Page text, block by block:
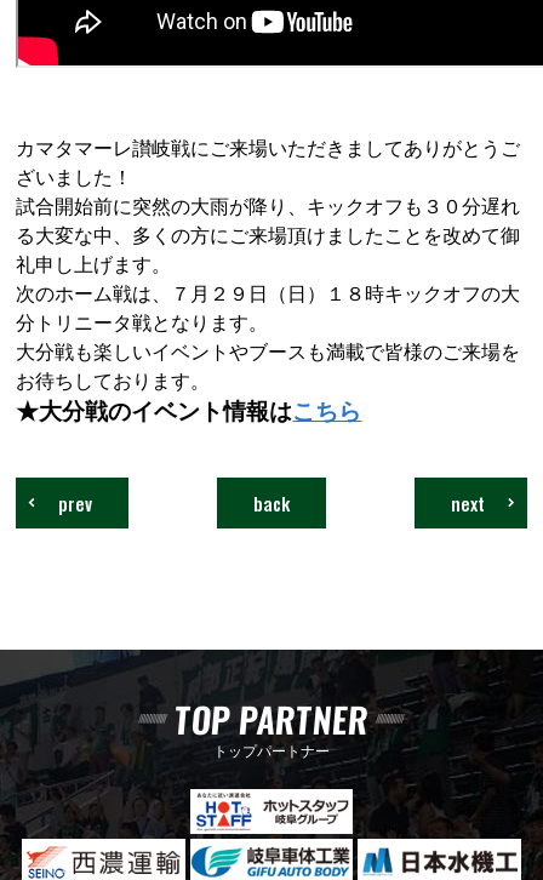
カマタマーレ讃岐戦にご来場いただきましてありがとうご
ざいました！
試合開始前に突然の大雨が降り、キックオフも３０分遅れ
る大変な中、多くの方にご来場頂けましたことを改めて御
礼申し上げます。
次のホーム戦は、７月２９日（日）１８時キックオフの大
分トリニータ戦となります。
大分戦も楽しいイベントやブースも満載で皆様のご来場を
お待ちしております。
★大分戦のイベント情報はこちら
next
back
prev
TOP PARTNER
トップパートナー